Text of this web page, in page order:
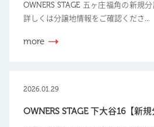
OWNERS STAGE 五ヶ庄福角の新規
詳しくは分譲地情報をご確認くださ...
more
2026.01.29
OWNERS STAGE 下大谷16【新規